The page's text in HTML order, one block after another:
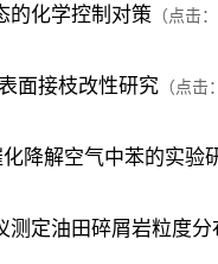
的化学控制对策 （点击：
面接枝改性研究 （点击
降解空气中苯的实验
测定油田碎屑岩粒度分